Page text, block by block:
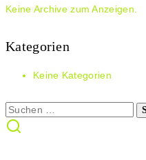
Keine Archive zum Anzeigen.
Kategorien
Keine Kategorien
Suchen
nach: